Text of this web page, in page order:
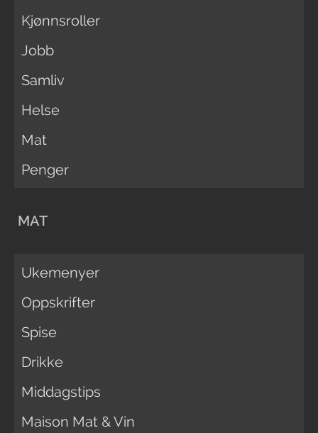
Kjønnsroller
Jobb
Samliv
Helse
Mat
Penger
MAT
Ukemenyer
Oppskrifter
Spise
Drikke
Middagstips
Maison Mat & Vin